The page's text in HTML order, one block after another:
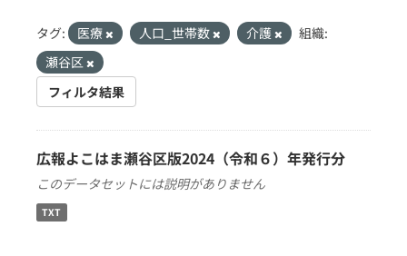
タグ: 医療 人口_世帯数 介護
組織:
瀬谷区
フィルタ結果
広報よこはま瀬谷区版2024（令和６）年発行分
このデータセットには説明がありません
TXT